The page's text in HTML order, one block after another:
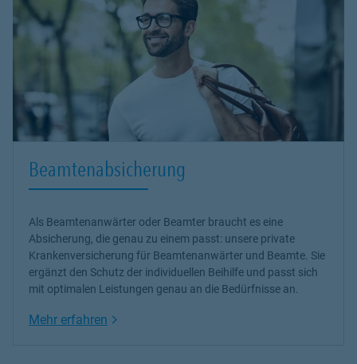
Beamtenabsicherung
Als Beamtenanwärter oder Beamter braucht es eine
Absicherung, die genau zu einem passt: unsere private
Krankenversicherung für Beamtenanwärter und Beamte. Sie
ergänzt den Schutz der individuellen Beihilfe und passt sich
mit optimalen Leistungen genau an die Bedürfnisse an.
Mehr erfahren Link Opens in New Tab